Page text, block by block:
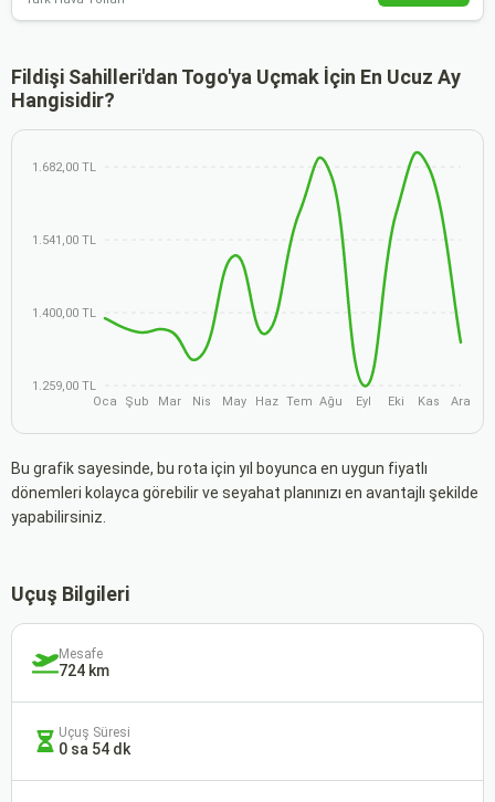
Fildişi Sahilleri'dan Togo'ya Uçmak İçin En Ucuz Ay
Hangisidir?
1.682,00 TL
1.541,00 TL
1.400,00 TL
1.259,00 TL
Oca
Şub Mar Nis May Haz Tem Ağu Eyl Eki Kas Ara
Bu grafik sayesinde, bu rota için yıl boyunca en uygun fiyatlı
dönemleri kolayca görebilir ve seyahat planınızı en avantajlı şekilde
yapabilirsiniz.
Uçuş Bilgileri
Mesafe
724 km
Uçuş Süresi
0 sa 54 dk